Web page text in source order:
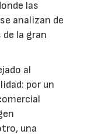
las
analizan de
la gran
al
por un
una